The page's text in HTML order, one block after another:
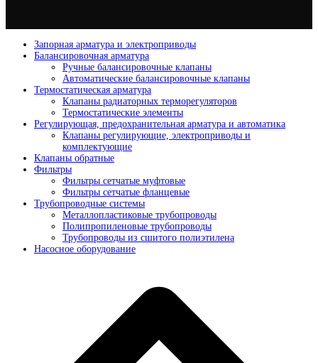
Запорная арматура и электроприводы
Балансировочная арматура
Ручные балансировочные клапаны
Автоматические балансировочные клапаны
Термостатическая арматура
Клапаны радиаторных терморегуляторов
Термостатические элементы
Регулирующая, предохранительная арматура и автоматика
Клапаны регулирующие, электроприводы и
комплектующие
Клапаны обратные
Фильтры
Фильтры сетчатые муфтовые
Фильтры сетчатые фланцевые
Трубопроводные системы
Металлопластиковые трубопроводы
Полипропиленовые трубопроводы
Трубопроводы из сшитого полиэтилена
Насосное оборудование